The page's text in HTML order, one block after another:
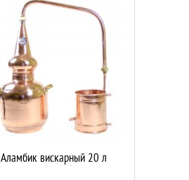
Аламбик вискарный 20 л